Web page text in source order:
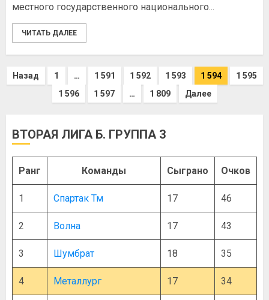
местного государственного национального...
ЧИТАТЬ ДАЛЕЕ
Назад 1 … 1 591 1 592 1 593 1 594
1 595
1 596
1 597 … 1 809 Далее
ВТОРАЯ ЛИГА Б. ГРУППА 3
Ранг Команды Сыграно Очков
1 Спартак Тм 17 46
2 Волна 17 43
3 Шумбрат 18 35
4 Металлург 17 34